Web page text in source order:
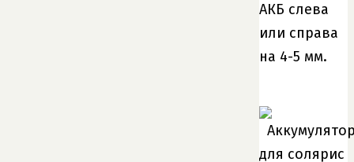
АКБ слева
или справа
на 4-5 мм.